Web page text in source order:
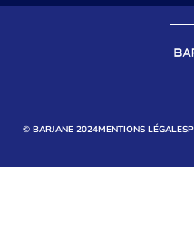
© BARJANE 2024MENTIONS LÉGALES